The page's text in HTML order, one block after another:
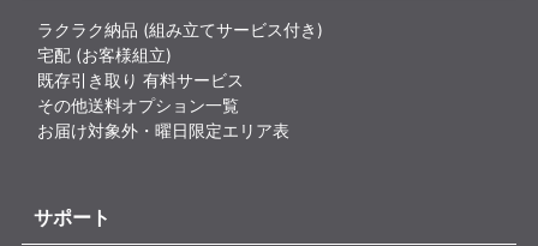
ラクラク納品 (組み立てサービス付き)
宅配 (お客様組立)
既存引き取り 有料サービス
その他送料オプション一覧
お届け対象外・曜日限定エリア表
サポート